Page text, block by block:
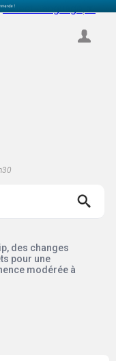
Select Language
des changes
pour une
modérée à